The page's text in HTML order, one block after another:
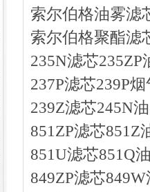
索尔伯格油雾滤
索尔伯格聚酯滤
235N滤芯
237P滤芯239P
239Z滤芯245N
851ZP滤芯
851U滤芯851Q
849ZP滤芯